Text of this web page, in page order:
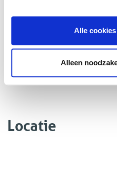
Alle
Alleen
Ligging
Locatie